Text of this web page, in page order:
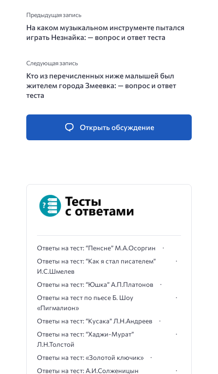
Предыдущая запись
На каком музыкальном инструменте пытался
играть Незнайка: — вопрос и ответ теста
Следующая запись
Кто из перечисленных ниже малышей был
жителем города Змеевка: — вопрос и ответ
теста
Открыть обсуждение
Ответы на тест: “Пенсне” М.А.Осоргин
Ответы на тест: “Как я стал писателем”
И.С.Шмелев
Ответы на тест: “Юшка” А.П.Платонов
Ответы на тест по пьесе Б. Шоу
«Пигмалион»
Ответы на тест: “Кусака” Л.Н.Андреев
Ответы на тест: “Хаджи-Мурат”
Л.Н.Толстой
Ответы на тест: «Золотой ключик»
Ответы на тест: А.И.Солженицын